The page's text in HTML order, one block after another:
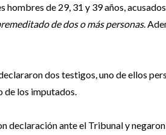
hombres de 29, 31 y 39 años,
de dos o más personas.
dos testigos, uno de ellos
los imputados.
ante el Tribunal y